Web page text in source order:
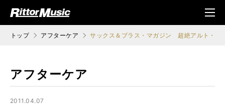
ジック (Rittor Musi
メニ
ュ
トップ アフターケア サックス＆ブラス・マガジン 超絶アルト・サ
アフターケア
2011.04.07